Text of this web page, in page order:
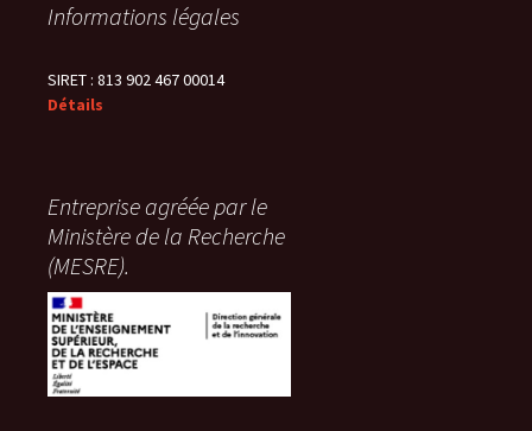
Informations légales
SIRET : 813 902 467 00014
Détails
Entreprise agréée par le
Ministère de la Recherche
(MESRE).